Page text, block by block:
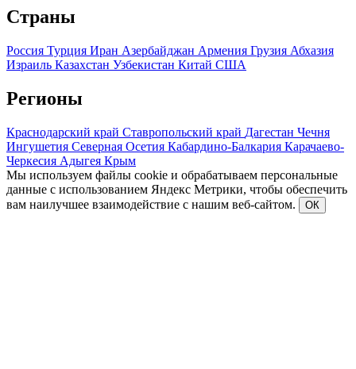
Страны
Россия Турция Иран Азербайджан Армения Грузия Абхазия
Израиль Казахстан Узбекистан Китай США
Регионы
Краснодарский край Ставропольский край Дагестан Чечня
Ингушетия Северная Осетия Кабардино-Балкария Карачаево-
Черкесия Адыгея Крым
Мы используем файлы cookie и обрабатываем персональные
данные с использованием Яндекс Метрики, чтобы обеспечить
вам наилучшее взаимодействие с нашим веб-сайтом.
ОК